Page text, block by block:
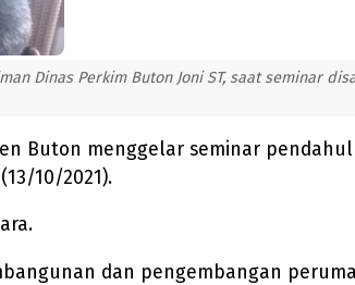
Dinas Perkim Buton Joni ST, saat seminar
Buton menggelar seminar
10/2021).
dan pengembangan